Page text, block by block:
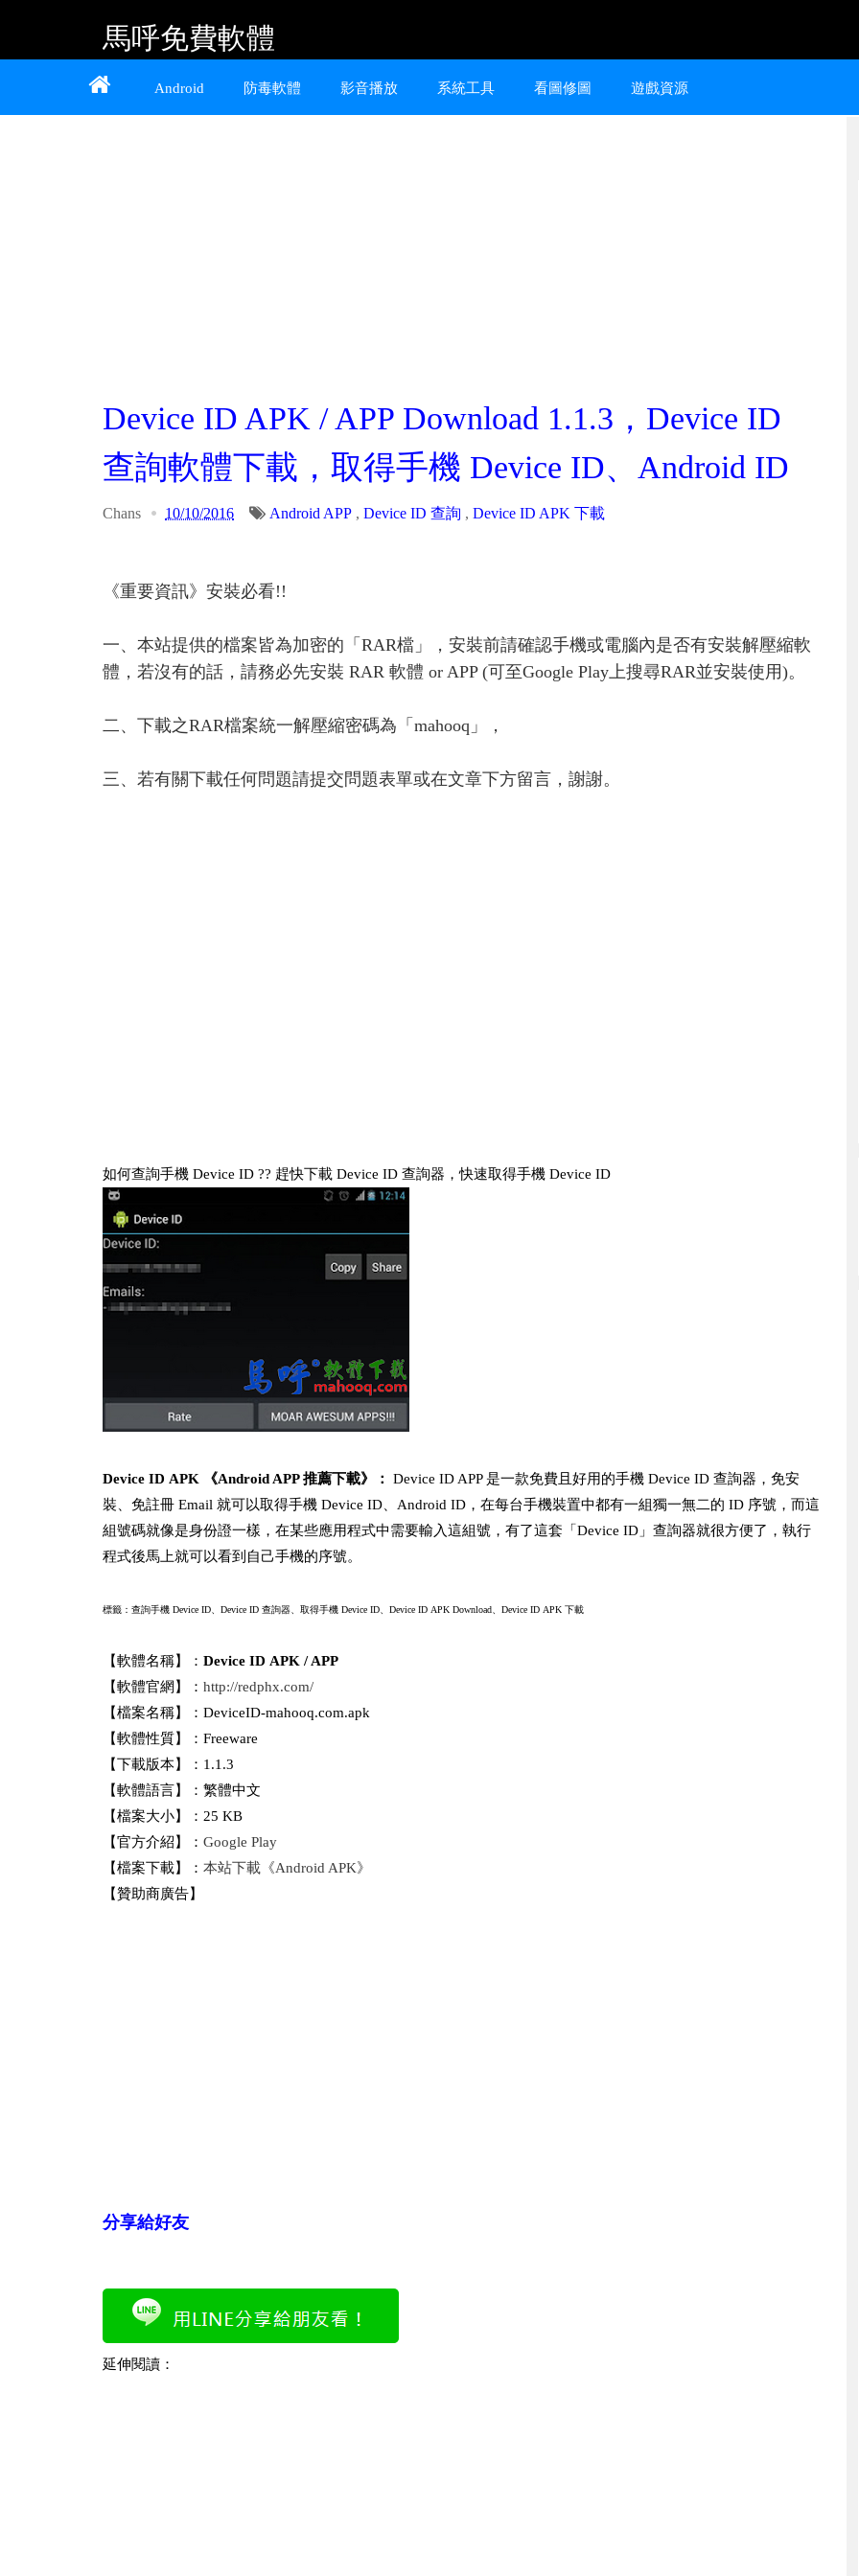
Home About Contact
馬呼免費軟體
提供 Android、iOS 好用的手機應用程式及
Android 防毒軟體 影音播放 系統工具 看圖修圖 遊戲資源
Device ID APK / APP Download 1.1.3，Device ID
查詢軟體下載，取得手機 Device ID、Android ID
Chans 10/10/2016 Android APP , Device ID 查詢 , Device ID APK 下載
《重要資訊》安裝必看!!
一、本站提供的檔案皆為加密的「RAR檔」，安裝前請確認手機或電腦內是否有安裝解壓縮軟
體，若沒有的話，請務必先安裝 RAR 軟體 or APP (可至Google Play上搜尋RAR並安裝使用)。
二、下載之RAR檔案統一解壓縮密碼為「mahooq」，
三、若有關下載任何問題請提交問題表單或在文章下方留言，謝謝。
如何查詢手機 Device ID ?? 趕快下載 Device ID 查詢器，快速取得手機 Device ID
Device ID APK 《Android APP 推薦下載》： Device ID APP 是一款免費且好用的手機 Device ID 查詢器，免安
裝、免註冊 Email 就可以取得手機 Device ID、Android ID，在每台手機裝置中都有一組獨一無二的 ID 序號，而這
組號碼就像是身份證一樣，在某些應用程式中需要輸入這組號，有了這套「Device ID」查詢器就很方便了，執行
程式後馬上就可以看到自己手機的序號。
標籤：查詢手機 Device ID、Device ID 查詢器、取得手機 Device ID、 Device ID APK Download、Device ID APK 下載
【軟體名稱】： Device ID APK / APP
【軟體官網】： http://redphx.com/
【檔案名稱】：DeviceID-mahooq.com.apk
【軟體性質】：Freeware
【下載版本】：1.1.3
【軟體語言】：繁體中文
【檔案大小】：25 KB
【官方介紹】： Google Play
【檔案下載】： 本站下載《Android APK》
【贊助商廣告】
分享給好友
延伸閱讀：